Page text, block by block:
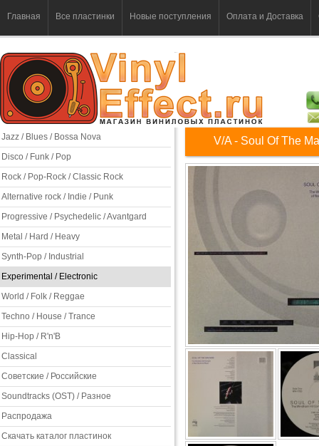
Главная Все пластинки Новые поступления Оплата и Доставка
Jazz / Blues / Bossa Nova
Disco / Funk / Pop
Rock / Pop-Rock / Classic Rock
Alternative rock / Indie / Punk
Progressive / Psychedelic / Avantgard
Metal / Hard / Heavy
Synth-Pop / Industrial
Experimental / Electronic
World / Folk / Reggae
Techno / House / Trance
Hip-Hop / R'n'B
Classical
Советские / Российские
Soundtracks (OST) / Разное
Распродажа
Скачать каталог пластинок
V/A - Soul Of The